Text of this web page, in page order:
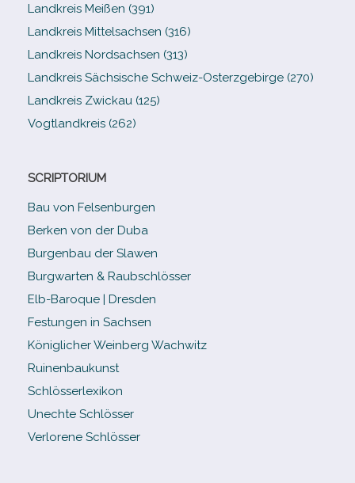
Landkreis Meißen (391)
Landkreis Mittelsachsen (316)
Landkreis Nordsachsen (313)
Landkreis Sächsische Schweiz-​Osterzgebirge (270)
Landkreis Zwickau (125)
Vogtlandkreis (262)
SCRIPTORIUM
Bau von Felsenburgen
Berken von der Duba
Burgenbau der Slawen
Burgwarten & Raubschlösser
Elb-​Baroque | Dresden
Festungen in Sachsen
Königlicher Weinberg Wachwitz
Ruinenbaukunst
Schlösserlexikon
Unechte Schlösser
Verlorene Schlösser